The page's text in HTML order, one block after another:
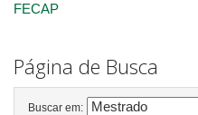
FECAP
Página de Busca
Buscar em: